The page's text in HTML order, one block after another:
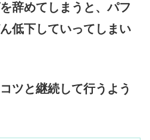
辞めてしまうと、パフ
低下していってしまい
ツと継続して行うよう